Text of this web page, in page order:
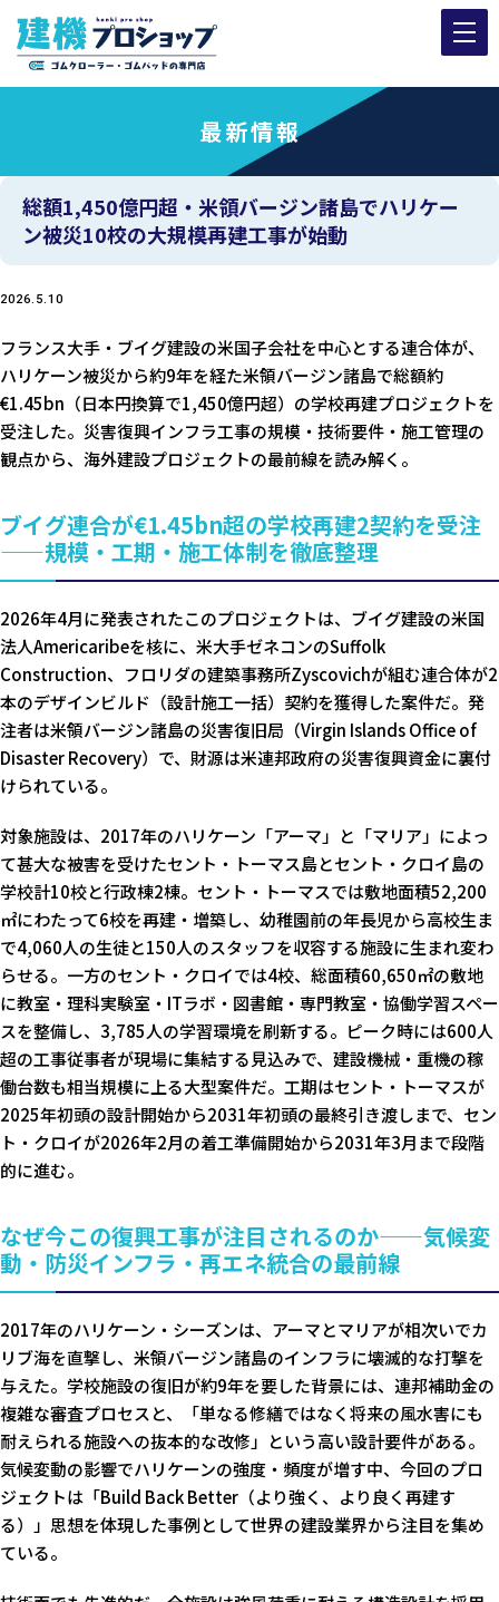
最新情報
総額1,450億円超・米領バージン諸島でハリケー
ン被災10校の大規模再建工事が始動
2026.5.10
フランス大手・ブイグ建設の米国子会社を中心とする連合体が、
ハリケーン被災から約9年を経た米領バージン諸島で総額約
€1.45bn（日本円換算で1,450億円超）の学校再建プロジェクトを
受注した。災害復興インフラ工事の規模・技術要件・施工管理の
観点から、海外建設プロジェクトの最前線を読み解く。
ブイグ連合が€1.45bn超の学校再建2契約を受注
——規模・工期・施工体制を徹底整理
2026年4月に発表されたこのプロジェクトは、ブイグ建設の米国
法人Americaribeを核に、米大手ゼネコンのSuffolk
Construction、フロリダの建築事務所Zyscovichが組む連合体が2
本のデザインビルド（設計施工一括）契約を獲得した案件だ。発
注者は米領バージン諸島の災害復旧局（Virgin Islands Office of
Disaster Recovery）で、財源は米連邦政府の災害復興資金に裏付
けられている。
対象施設は、2017年のハリケーン「アーマ」と「マリア」によっ
て甚大な被害を受けたセント・トーマス島とセント・クロイ島の
学校計10校と行政棟2棟。セント・トーマスでは敷地面積52,200
㎡にわたって6校を再建・増築し、幼稚園前の年長児から高校生ま
で4,060人の生徒と150人のスタッフを収容する施設に生まれ変わ
らせる。一方のセント・クロイでは4校、総面積60,650㎡の敷地
に教室・理科実験室・ITラボ・図書館・専門教室・協働学習スペー
スを整備し、3,785人の学習環境を刷新する。ピーク時には600人
超の工事従事者が現場に集結する見込みで、建設機械・重機の稼
働台数も相当規模に上る大型案件だ。工期はセント・トーマスが
2025年初頭の設計開始から2031年初頭の最終引き渡しまで、セン
ト・クロイが2026年2月の着工準備開始から2031年3月まで段階
的に進む。
なぜ今この復興工事が注目されるのか——気候変
動・防災インフラ・再エネ統合の最前線
2017年のハリケーン・シーズンは、アーマとマリアが相次いでカ
リブ海を直撃し、米領バージン諸島のインフラに壊滅的な打撃を
与えた。学校施設の復旧が約9年を要した背景には、連邦補助金の
複雑な審査プロセスと、「単なる修繕ではなく将来の風水害にも
耐えられる施設への抜本的な改修」という高い設計要件がある。
気候変動の影響でハリケーンの強度・頻度が増す中、今回のプロ
ジェクトは「Build Back Better（より強く、より良く再建す
る）」思想を体現した事例として世界の建設業界から注目を集め
ている。